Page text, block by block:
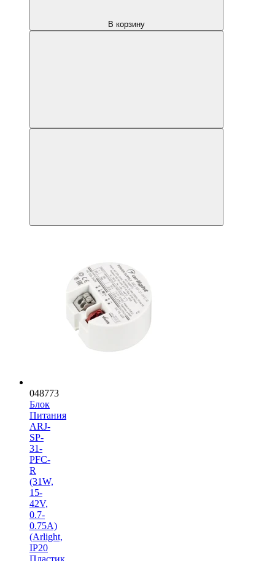
В корзину
048773
Блок
Питания
ARJ-
SP-
31-
PFC-
R
(31W,
15-
42V,
0.7-
0.75A)
(Arlight,
IP20
Пластик,